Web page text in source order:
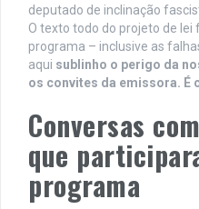
deputado de inclinação
O texto todo do projeto de lei
programa – inclusive as
aqui sublinho o perigo da
os convites da emissora. É
Conversas
que
programa